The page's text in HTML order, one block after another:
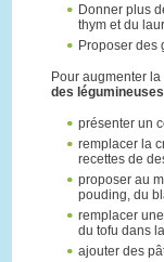
Donner plus
thym et du
Proposer des
Pour augmenter
des
présenter un
remplacer la
recettes de
proposer au
pouding, du
remplacer
du tofu dans
ajouter des